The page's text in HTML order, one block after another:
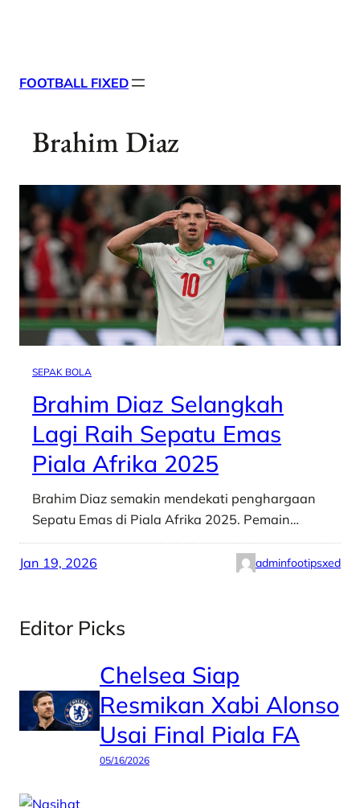
FOOTBALL FIXED
Brahim Diaz
SEPAK BOLA
Brahim Diaz Selangkah
Lagi Raih Sepatu Emas
Piala Afrika 2025
Brahim Diaz semakin mendekati penghargaan
Sepatu Emas di Piala Afrika 2025. Pemain…
Jan 19, 2026 adminfootipsxed
Editor Picks
Chelsea Siap
Resmikan Xabi Alonso
Usai Final Piala FA
05/16/2026